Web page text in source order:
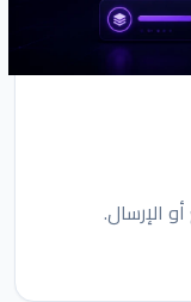
الإرسال.